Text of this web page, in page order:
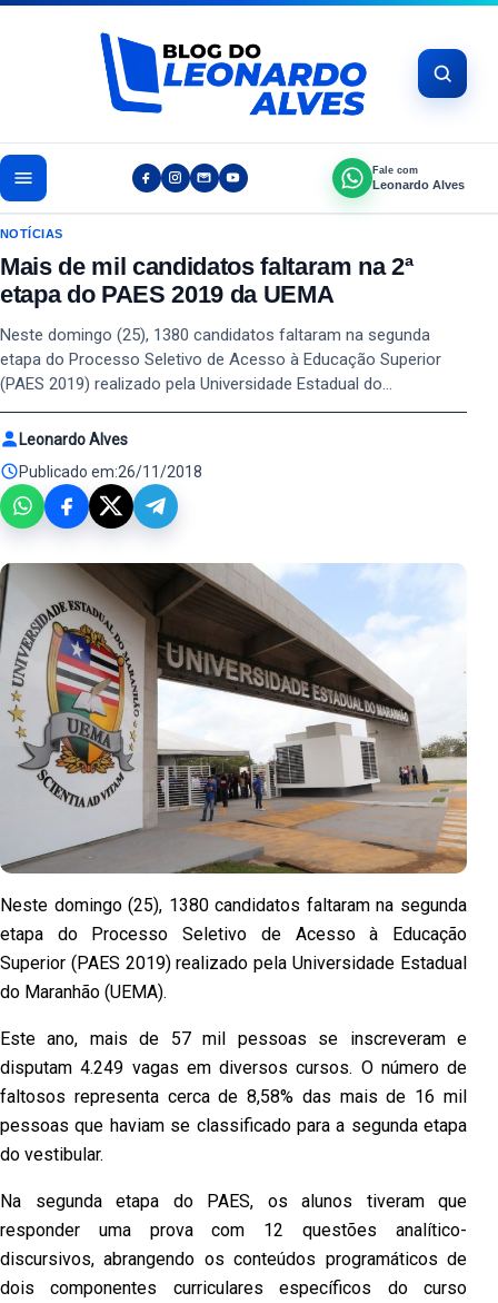
Pular para o conteúdo
Fale com
Leonardo Alves
NOTÍCIAS
Mais de mil candidatos faltaram na 2ª
etapa do PAES 2019 da UEMA
Neste domingo (25), 1380 candidatos faltaram na segunda
etapa do Processo Seletivo de Acesso à Educação Superior
(PAES 2019) realizado pela Universidade Estadual do…
Leonardo Alves
Publicado em:26/11/2018
Neste domingo (25), 1380 candidatos faltaram na segunda
etapa do Processo Seletivo de Acesso à Educação
Superior (PAES 2019) realizado pela Universidade Estadual
do Maranhão (UEMA).
Este ano, mais de 57 mil pessoas se inscreveram e
disputam 4.249 vagas em diversos cursos. O número de
faltosos representa cerca de 8,58% das mais de 16 mil
pessoas que haviam se classificado para a segunda etapa
do vestibular.
Na segunda etapa do PAES, os alunos tiveram que
responder uma prova com 12 questões analítico-
discursivos, abrangendo os conteúdos programáticos de
dois componentes curriculares específicos do curso